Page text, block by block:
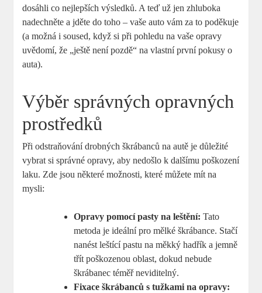
dosáhli co nejlepších výsledků. A teď už jen zhluboka
nadechněte a jděte do toho – vaše auto vám za to poděkuje
(a možná i soused, když si při pohledu na vaše opravy
uvědomí, že „ještě není pozdě“ na vlastní první pokusy o
auta).
Výběr správných opravných
prostředků
Při odstraňování drobných škrábanců na autě je důležité
vybrat si správné opravy, aby nedošlo k dalšímu poškození
laku. Zde jsou některé možnosti, které můžete mít na
mysli:
Opravy pomocí pasty na leštění: Tato
metoda je ideální pro mělké škrábance. Stačí
nanést leštící pastu na měkký hadřík a jemně
třít poškozenou oblast, dokud nebude
škrábanec téměř neviditelný.
Fixace škrábanců s tužkami na opravy: